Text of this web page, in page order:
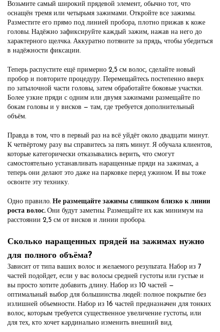
Возьмите самый широкий прядевой элемент, обычно тот, что
оснащён тремя или четырьмя зажимами. Откройте все зажимы.
Разместите его прямо под линией пробора, плотно прижав к коже
головы. Надёжно зафиксируйте каждый зажим, нажав на него до
характерного щелчка. Аккуратно потяните за прядь, чтобы убедиться
в надёжности фиксации.
Теперь распустите ещё примерно 2,5 см волос, сделайте новый
пробор и повторите процедуру. Перемещайтесь постепенно вверх
по затылочной части головы, затем обработайте боковые участки.
Более узкие пряди с одним или двумя зажимами размещайте по
бокам головы и у висков — там, где требуется дополнительный
объём.
Правда в том, что в первый раз на всё уйдёт около двадцати минут.
К четвёртому разу вы справитесь за пять минут. Я обучала клиентов,
которые категорически отказывались верить, что смогут
самостоятельно устанавливать наращенные пряди на зажимах, а
теперь они делают это даже на парковке перед ужином. И вы тоже
освоите эту технику.
Одно правило. Не размещайте зажимы слишком близко к линии
роста волос. Они будут заметны. Размещайте их как минимум на
расстоянии 2,5 см от висков и линии пробора.
Сколько наращенных прядей на зажимах нужно
для полного объёма?
Зависит от типа ваших волос и желаемого результата. Набор из 7
частей подойдет, если у вас волосы средней густоты или густые и
вы просто хотите добавить длину. Набор из 10 частей —
оптимальный выбор для большинства людей: полное покрытие без
излишней объемности. Набор из 16 частей предназначен для тонких
волос, которым требуется существенное увеличение густоты, или
для тех, кто хочет кардинально изменить внешний вид.